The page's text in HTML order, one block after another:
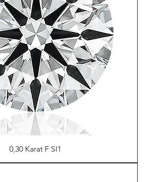
0,30 Karat F SI1